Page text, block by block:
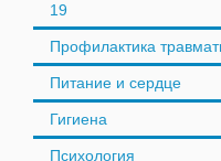
19
Профилактика
Питание и сердце
Гигиена
Психология